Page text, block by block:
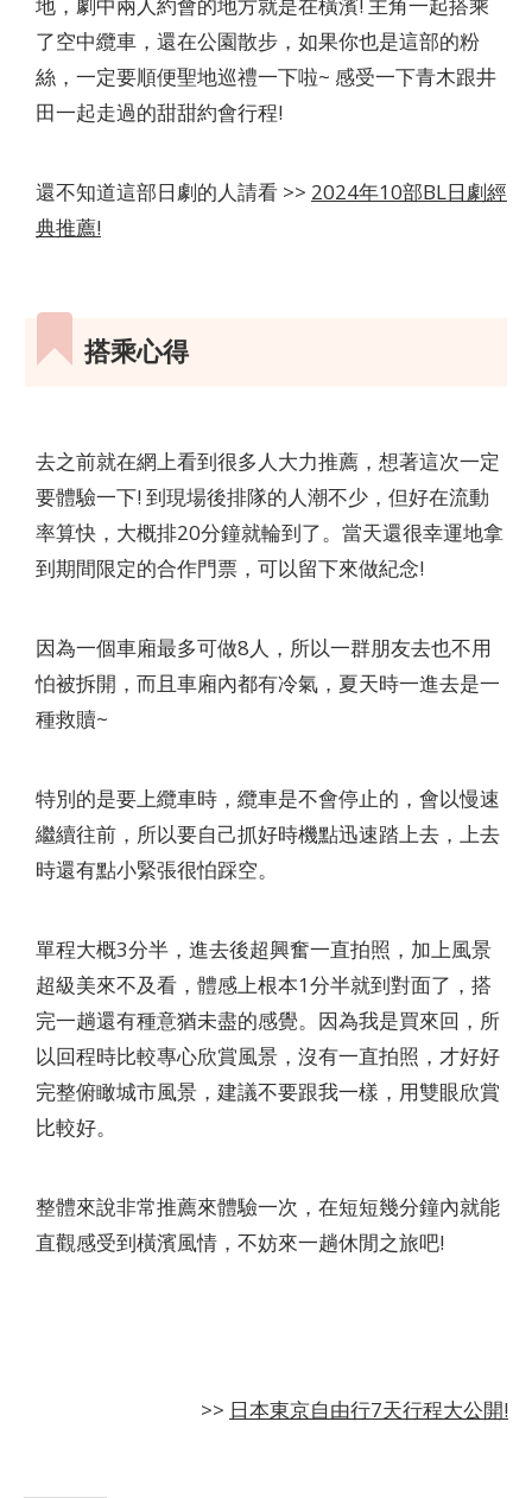
了空中纜車，還在公園散步，如果你也是這部的粉
絲，一定要順便聖地巡禮一下啦~ 感受一下青木跟井
田一起走過的甜甜約會行程!
還不知道這部日劇的人請看 >> 2024年10部BL日劇經
典推薦!
搭乘心得
去之前就在網上看到很多人大力推薦，想著這次一定
要體驗一下! 到現場後排隊的人潮不少，但好在流動
率算快，大概排20分鐘就輪到了。當天還很幸運地拿
到期間限定的合作門票，可以留下來做紀念!
因為一個車廂最多可做8人，所以一群朋友去也不用
怕被拆開，而且車廂內都有冷氣，夏天時一進去是一
種救贖~
特別的是要上纜車時，纜車是不會停止的，會以慢速
繼續往前，所以要自己抓好時機點迅速踏上去，上去
時還有點小緊張很怕踩空。
單程大概3分半，進去後超興奮一直拍照，加上風景
超級美來不及看，體感上根本1分半就到對面了，搭
完一趟還有種意猶未盡的感覺。因為我是買來回，所
以回程時比較專心欣賞風景，沒有一直拍照，才好好
完整俯瞰城市風景，建議不要跟我一樣，用雙眼欣賞
比較好。
整體來說非常推薦來體驗一次，在短短幾分鐘內就能
直觀感受到橫濱風情，不妨來一趟休閒之旅吧!
>> 日本東京自由行7天行程大公開!